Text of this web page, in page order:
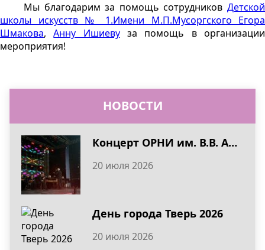
Мы благодарим за помощь сотрудников Детской
школы искусств № 1.Имени М.П.Мусоргского Егора
Шмакова,Анну Ишиевуза помощь в организации
мероприятия!
НОВОСТИ
Концерт ОРНИ им. В.В. Андреева в День города Тверь 2026
20 июля 2026
День города Тверь 2026
20 июля 2026